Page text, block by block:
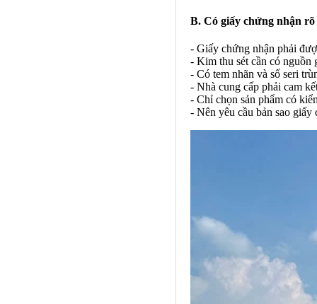
B. Có giấy chứng nhận
- Giấy chứng nhận phải
- Kim thu sét cần có nguồn
- Có tem nhãn và số seri
- Nhà cung cấp phải cam
- Chỉ chọn sản phẩm có
- Nên yêu cầu bản sao giấy